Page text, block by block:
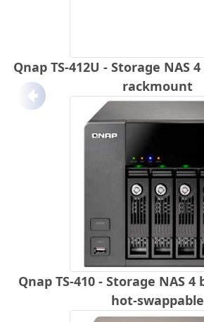
Qnap TS-412U - Storage NAS 4
rackmount
Qnap TS-410 - Storage NAS 4
hot-swappable
Anterior